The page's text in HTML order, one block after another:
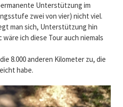
Unterstützung im
zwei von vier) nicht viel.
man sich, Unterstützung hin
ich diese Tour auch niemals
8.000 anderen Kilometer zu, die
habe.